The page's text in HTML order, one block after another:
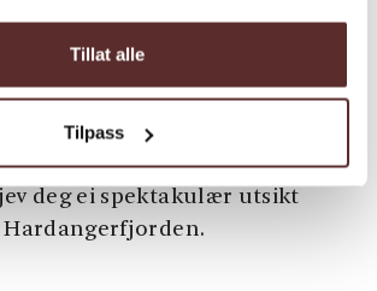
Tillat alle
Tilpass
er ein kort og barnevenleg
deg ei spektakulær utsikt
Hardangerfjorden.